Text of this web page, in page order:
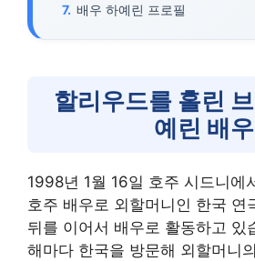
배우 하예린 프로필
할리우드를 홀린
예린 배우
1998년 1월 16일 호주 시드니에
호주 배우로 외할머니인 한국 연
뒤를 이어서 배우로 활동하고 있
해마다 한국을 방문해 외할머니